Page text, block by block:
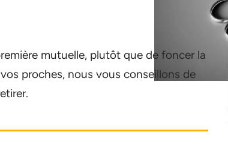
mutuelle, plutôt que de foncer la
proches, nous vous conseillons de